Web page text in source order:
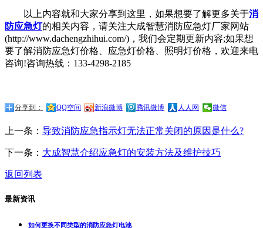
以上内容就和大家分享到这里，如果想要了解更多关于消
防应急灯的相关内容，请关注大成智慧消防应急灯厂家网站
(http://www.dachengzhihui.com/)，我们会定期更新内容;如果想
要了解消防应急灯价格、应急灯价格、照明灯价格，欢迎来电
咨询!咨询热线：133-4298-2185
分享到： QQ空间 新浪微博 腾讯微博 人人网 微信
上一条： 导致消防应急指示灯无法正常关闭的原因是什么?
下一条： 大成智慧介绍应急灯的安装方法及维护技巧
返回列表
最新资讯
如何更换不同类型的消防应急灯电池